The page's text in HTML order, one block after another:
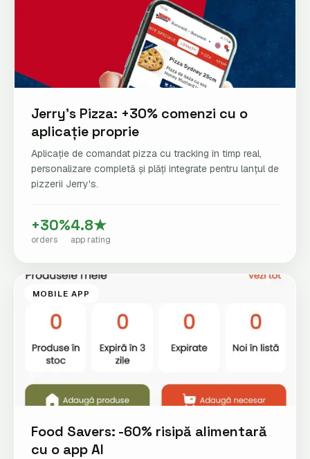
Jerry's Pizza: +30% comenzi cu o
aplicație proprie
Aplicație de comandat pizza cu tracking în timp real,
personalizare completă și plăți integrate pentru lanțul de
pizzerii Jerry's.
+30%
orders
4.8★
app rating
MOBILE APP
Food Savers: -60% risipă alimentară
cu o app AI